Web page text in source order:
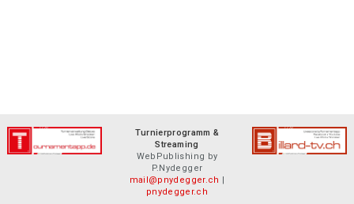
Turnierprogramm &
Streaming
WebPublishing by
P.Nydegger
mail@pnydegger.ch |
pnydegger.ch